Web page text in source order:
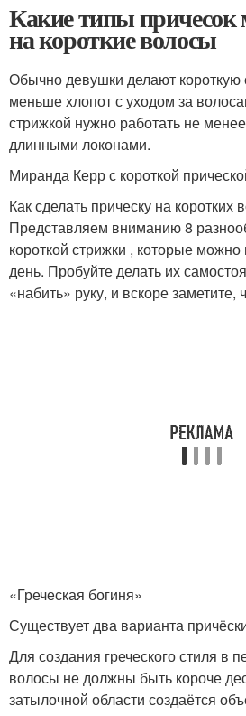
Какие типы причесок
на короткие волосы
Обычно девушки делают короткую
меньше хлопот с уходом за
стрижкой нужно работать не
длинными локонами.
Миранда Керр с короткой
Как сделать прическу на коротких
Представляем вниманию 8
короткой стрижки , которые
день. Пробуйте делать их
«набить» руку, и вскоре заметите,
«Греческая богиня»
Существует два варианта
Для создания греческого стиля в
волосы не должны быть короче
затылочной области создаётся